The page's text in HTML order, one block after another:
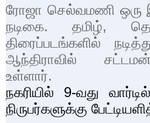
ரோஜா செல்வமணி ஒரு
நடிகை. தமிழ்,
திரைப்படங்களில்
ஆந்திராவில்
உள்ளார்.
நகரியில் 9-வது
நிருபர்களுக்கு